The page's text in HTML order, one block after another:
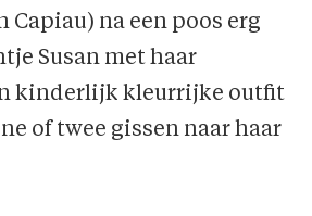
Capiau) na een poos erg
Susan met haar
kinderlijk kleurrijke outfit
of twee gissen naar haar